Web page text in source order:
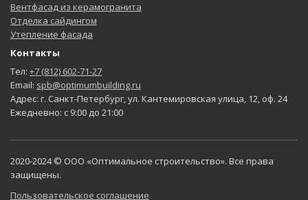
Вентфасад из керамогранита
Отделка сайдингом
Утепление фасада
Контакты
Тел: +7 (812) 602-71-27
Email: spb@optimumbuilding.ru
Адрес: г. Санкт-Петербург, ул. Кантемировская улица, 12, оф. 24
Ежедневно: с 9:00 до 21:00
2020-2024 © ООО «Оптимальное строительство». Все права
защищены.
Пользовательское соглашение